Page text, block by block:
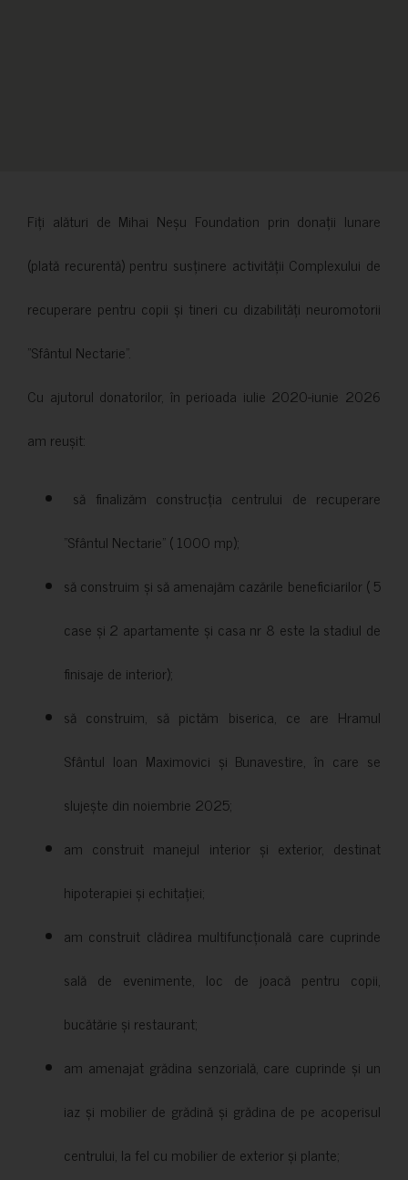
Fiți alături de Mihai Neșu Foundation prin donații lunare
(plată recurentă) pentru susținere activității Complexului de
recuperare pentru copii și tineri cu dizabilități neuromotorii
”Sfântul Nectarie”.
Cu ajutorul donatorilor, în perioada iulie 2020-iunie 2026
am reușit:
să finalizăm construcția centrului de recuperare
”Sfântul Nectarie” ( 1000 mp);
să construim și să amenajăm cazările beneficiarilor ( 5
case și 2 apartamente și casa nr 8 este la stadiul de
finisaje de interior);
să construim, să pictăm biserica, ce are Hramul
Sfântul Ioan Maximovici și Bunavestire, în care se
slujește din noiembrie 2025;
am construit manejul interior și exterior, destinat
hipoterapiei și echitației;
am construit clădirea multifuncțională care cuprinde
sală de evenimente, loc de joacă pentru copii,
bucătărie și restaurant;
am amenajat grădina senzorială, care cuprinde și un
iaz și mobilier de grădină și grădina de pe acoperisul
centrului, la fel cu mobilier de exterior și plante;